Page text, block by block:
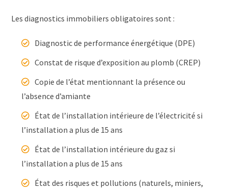
Les diagnostics immobiliers obligatoires sont :
Diagnostic de performance énergétique (DPE)
Constat de risque d’exposition au plomb (CREP)
Copie de l’état mentionnant la présence ou
l’absence d’amiante
État de l’installation intérieure de l’électricité si
l’installation a plus de 15 ans
État de l’installation intérieure du gaz si
l’installation a plus de 15 ans
État des risques et pollutions (naturels, miniers,